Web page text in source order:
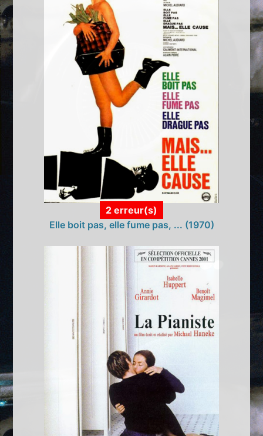
2 erreur(s)
Elle boit pas, elle fume pas, ... (1970)